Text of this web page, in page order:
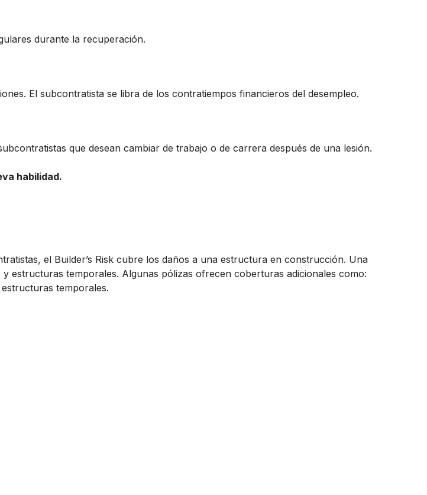
durante la recuperación.
El subcontratista se libra de los contratiempos financieros del desempleo.
que desean cambiar de trabajo o de carrera después de una lesión.
habilidad.
el Builder’s Risk cubre los daños a una estructura en construcción. Una
estructuras temporales. Algunas pólizas ofrecen coberturas adicionales como:
temporales.